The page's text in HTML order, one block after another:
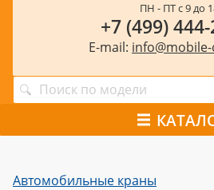
ПН - ПТ с 9 до
+7 (499) 444-
E-mail:
Автомобильные краны